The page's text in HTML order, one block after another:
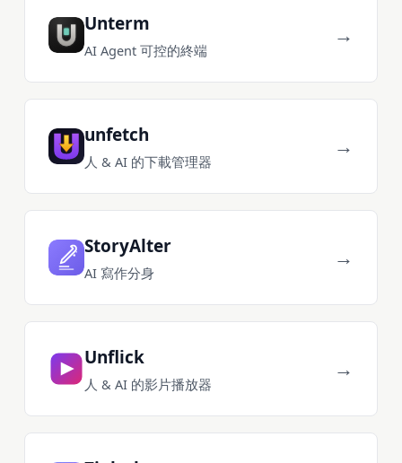
Unterm
AI Agent 可控的終端
→
unfetch
人 & AI 的下載管理器
→
StoryAlter
AI 寫作分身
→
Unflick
人 & AI 的影片播放器
→